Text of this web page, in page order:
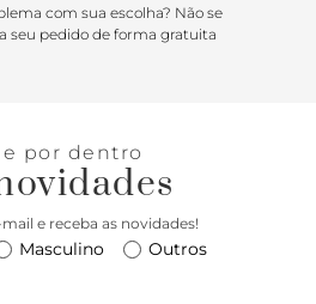
com sua escolha? Não se
seu pedido de forma gratuita
por dentro
e receba as novidades!
Masculino Outros